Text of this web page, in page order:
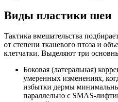
Виды пластики шеи
Тактика вмешательства
от степени тканевого птоза и
клетчатки. Выделяют три
Боковая (латеральная)
умеренных изменениях,
избытки дермы
параллельно с SMAS-